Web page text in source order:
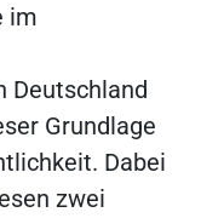
im
Deutschland
Grundlage
Dabei
zwei